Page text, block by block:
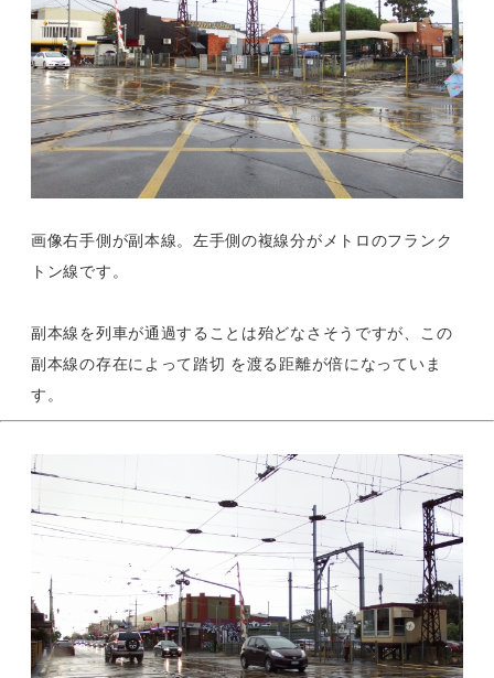
画像右手側が副本線。左手側の複線分がメトロのフランク
トン線です。
副本線を列車が通過することは殆どなさそうですが、この
副本線の存在によって踏切 を渡る距離が倍になっていま
す。